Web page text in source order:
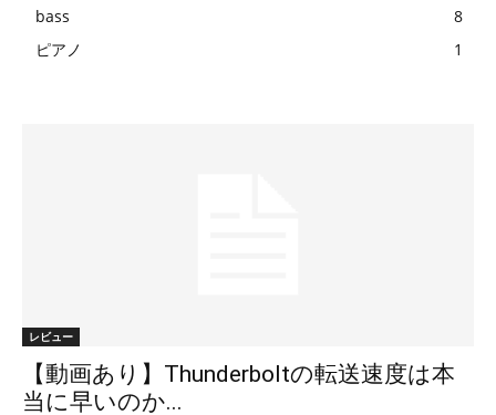
bass
8
ピアノ
1
レビュー
【動画あり】Thunderboltの転送速度は本
当に早いのか...